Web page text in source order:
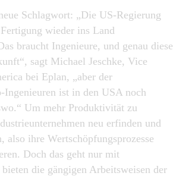
Schlagwort: „Die US-Regierung
wieder ins Land
braucht Ingenieure, und genau diese
sagt Michael Jeschke, Vice
bei Eplan, „aber der
Ingenieuren ist in den USA noch
Um mehr Produktivität zu
neu erfinden und
also ihre Wertschöpfungsprozesse
Doch das geht nur mit
die gängigen Arbeitsweisen der